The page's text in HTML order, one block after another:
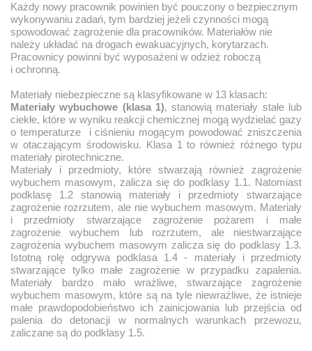
Każdy nowy pracownik powinien być pouczony o bezpiecznym
wykonywaniu zadań, tym bardziej jeżeli czynności mogą
spowodować zagrożenie dla pracowników. Materiałów nie
należy układać na drogach ewakuacyjnych, korytarzach.
Pracownicy powinni być wyposażeni w odzież roboczą
i ochronną.
Materiały niebezpieczne są klasyfikowane w 13 klasach:
Materiały wybuchowe (klasa 1), stanowią materiały stałe lub
ciekłe, które w wyniku reakcji chemicznej mogą wydzielać gazy
o temperaturze i ciśnieniu mogącym powodować zniszczenia
w otaczającym środowisku. Klasa 1 to również różnego typu
materiały pirotechniczne.
Materiały i przedmioty, które stwarzają również zagrożenie
wybuchem masowym, zalicza się do podklasy 1.1. Natomiast
podklasę 1.2 stanowią materiały i przedmioty stwarzające
zagrożenie rozrzutem, ale nie wybuchem masowym. Materiały
i przedmioty stwarzające zagrożenie pożarem i małe
zagrożenie wybuchem lub rozrzutem, ale niestwarzające
zagrożenia wybuchem masowym zalicza się do podklasy 1.3.
Istotną rolę odgrywa podklasa 1.4 - materiały i przedmioty
stwarzające tylko małe zagrożenie w przypadku zapalenia.
Materiały bardzo mało wrażliwe, stwarzające zagrożenie
wybuchem masowym, które są na tyle niewrażliwe, że istnieje
małe prawdopodobieństwo ich zainicjowania lub przejścia od
palenia do detonacji w normalnych warunkach przewozu,
zaliczane są do podklasy 1.5.